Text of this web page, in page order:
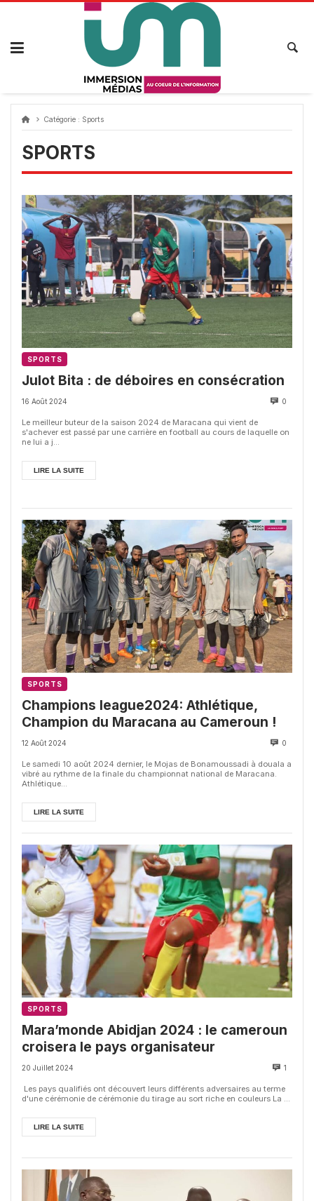
Passer
Catégorie : Sports
SPORTS
SPORTS
Julot Bita : de déboires en consécration
16 Août 2024 0
Le meilleur buteur de la saison 2024 de Maracana qui vient de
s'achever est passé par une carrière en football au cours de laquelle on
ne lui a j...
LIRE LA SUITE
SPORTS
Champions league2024: Athlétique,
Champion du Maracana au Cameroun !
12 Août 2024 0
Le samedi 10 août 2024 dernier, le Mojas de Bonamoussadi à douala a
vibré au rythme de la finale du championnat national de Maracana.
Athlétique...
LIRE LA SUITE
SPORTS
Mara’monde Abidjan 2024 : le cameroun
croisera le pays organisateur
20 Juillet 2024 1
Les pays qualifiés ont découvert leurs différents adversaires au terme
d'une cérémonie de cérémonie du tirage au sort riche en couleurs La ...
LIRE LA SUITE